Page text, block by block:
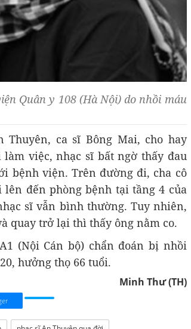
Quân y 108 (Hà Nội) do nhồi máu
Thuyên, ca sĩ Bông Mai, cho hay
việc, nhạc sĩ bất ngờ thấy đau
bệnh viện. Trên đường đi, cha cô
đến phòng bệnh tại tầng 4 của
sĩ vẫn bình thường. Tuy nhiên,
quay trở lại thì thấy ông nằm co.
(Nội Cán bộ) chẩn đoán bị nhồi
hưởng thọ 66 tuổi.
Minh Thư (TH)